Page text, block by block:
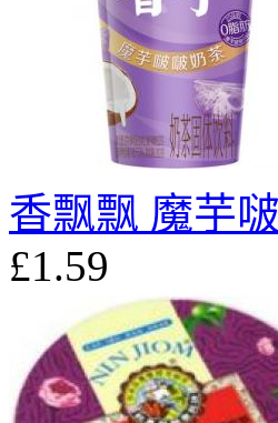
香飘飘 魔芋
£1.59